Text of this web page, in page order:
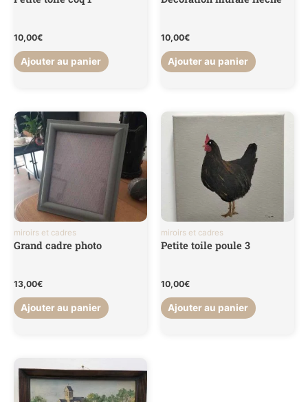
10,00€
Ajouter au panier
10,00€
Ajouter au panier
miroirs et cadres
Grand cadre photo
13,00€
Ajouter au panier
miroirs et cadres
Petite toile poule 3
10,00€
Ajouter au panier